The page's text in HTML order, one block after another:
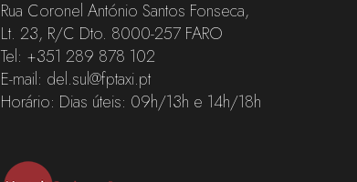
Rua Coronel António Santos Fonseca,
Lt. 23, R/C Dto. 8000-257 FARO
Tel: +351 289 878 102
E-mail: del.sul@fptaxi.pt
Horário: Dias úteis: 09h/13h e 14h/18h